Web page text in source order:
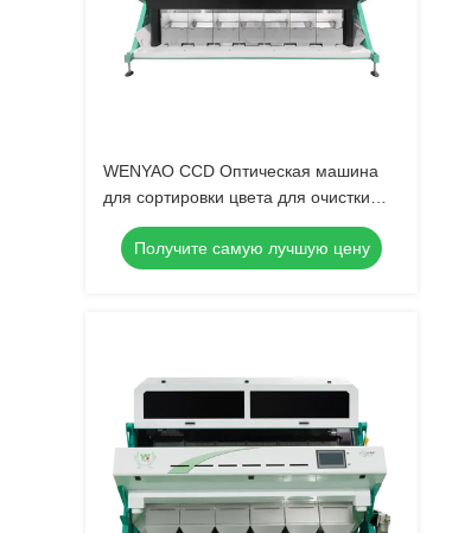
WENYAO CCD Оптическая машина
для сортировки цвета для очистки
риса для рисовой мельницы Черно-
коричневая сепарация 220В Высокая
емкость 4200-7000 кг
Получите самую лучшую цену